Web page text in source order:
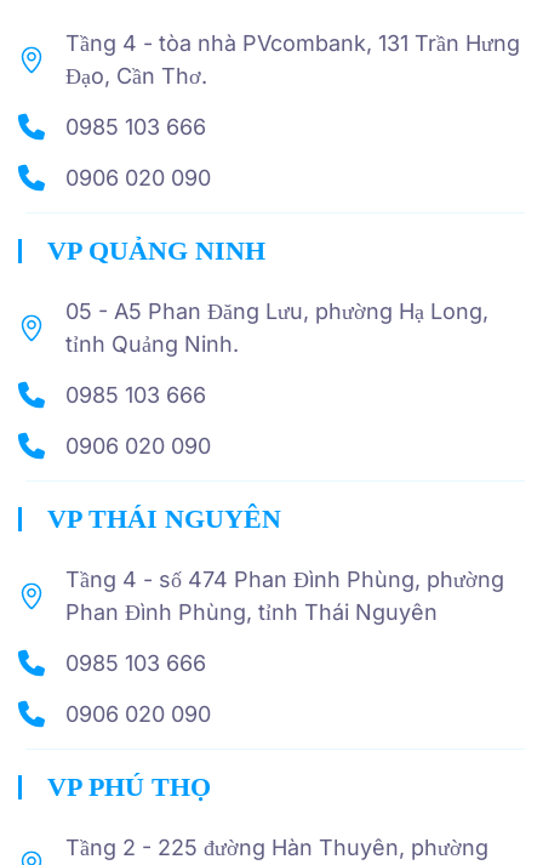
Tầng 4 - tòa nhà PVcombank, 131 Trần Hưng
Đạo, Cần Thơ.
0985 103 666
0906 020 090
VP QUẢNG NINH
05 - A5 Phan Đăng Lưu, phường Hạ Long,
tỉnh Quảng Ninh.
0985 103 666
0906 020 090
VP THÁI NGUYÊN
Tầng 4 - số 474 Phan Đình Phùng, phường
Phan Đình Phùng, tỉnh Thái Nguyên
0985 103 666
0906 020 090
VP PHÚ THỌ
Tầng 2 - 225 đường Hàn Thuyên, phường